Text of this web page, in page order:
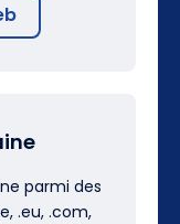
parmi des
.eu, .com,